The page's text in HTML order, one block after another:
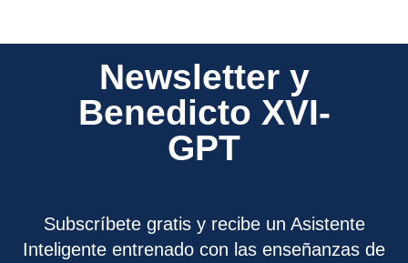
Newsletter y
Benedicto XVI-
GPT
Subscríbete gratis y recibe un Asistente
Inteligente entrenado con las enseñanzas de